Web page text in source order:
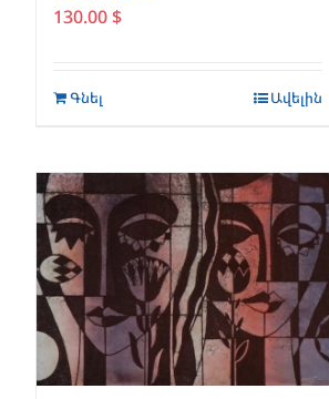
130.00 $
Գնել Ավելին